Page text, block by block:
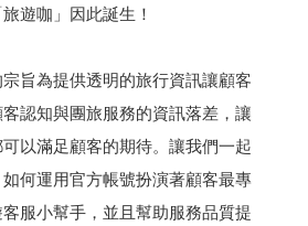
遊咖」因此誕生！
宗旨為提供透明的旅行資訊讓顧客
認知與團旅服務的資訊落差，讓
以滿足顧客的期待。讓我們一起
何運用官方帳號扮演著顧客最專
服小幫手，並且幫助服務品質提